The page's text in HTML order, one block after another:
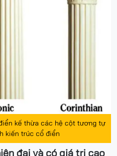
kế thừa các hệ cột tương tự
kiến trúc cổ điển
đại và có giá trị cao